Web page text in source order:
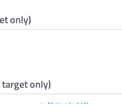
only)
only)